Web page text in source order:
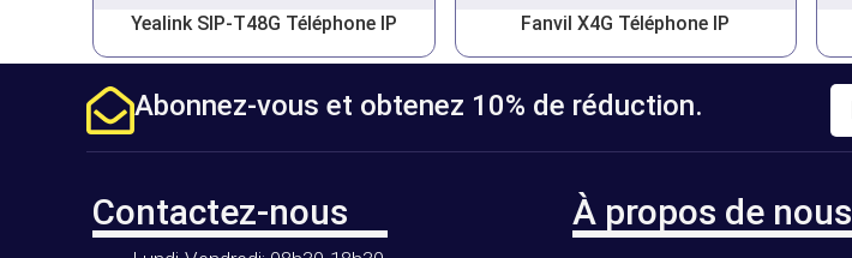
Yealink SIP-T48G Téléphone IP Fanvil X4G Téléphone IP
Abonnez-vous et obtenez 10% de réduction.
Contactez-nous À propos de nous